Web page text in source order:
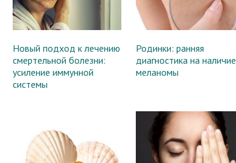
Новый подход к лечению
смертельной болезни:
усиление иммунной
системы
Родинки: ранняя
диагностика на наличие
меланомы